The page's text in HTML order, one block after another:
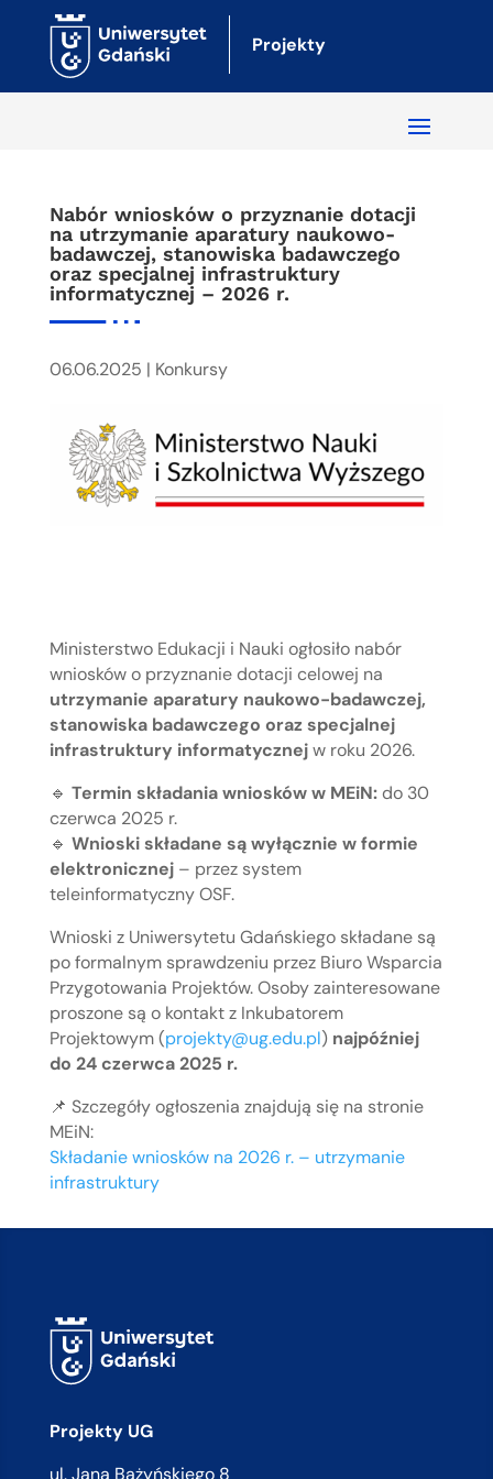
Projekty
Nabór wniosków o przyznanie dotacji
na utrzymanie aparatury naukowo-
badawczej, stanowiska badawczego
oraz specjalnej infrastruktury
informatycznej – 2026 r.
06.06.2025 | Konkursy
Ministerstwo Edukacji i Nauki ogłosiło nabór
wniosków o przyznanie dotacji celowej na
utrzymanie aparatury naukowo-badawczej,
stanowiska badawczego oraz specjalnej
infrastruktury informatycznejw roku 2026.
🔹 Termin składania wniosków w MEiN:do 30
czerwca 2025 r.
🔹 Wnioski składane są wyłącznie w formie
elektronicznej– przez system
teleinformatyczny OSF.
Wnioski z Uniwersytetu Gdańskiego składane są
po formalnym sprawdzeniu przez Biuro Wsparcia
Przygotowania Projektów. Osoby zainteresowane
proszone są o kontakt z Inkubatorem
Projektowym (projekty@ug.edu.pl) najpóźniej
do 24 czerwca 2025 r.
📌 Szczegóły ogłoszenia znajdują się na stronie
MEiN:
Składanie wniosków na 2026 r. – utrzymanie
infrastruktury
Projekty UG
ul. Jana Bażyńskiego 8